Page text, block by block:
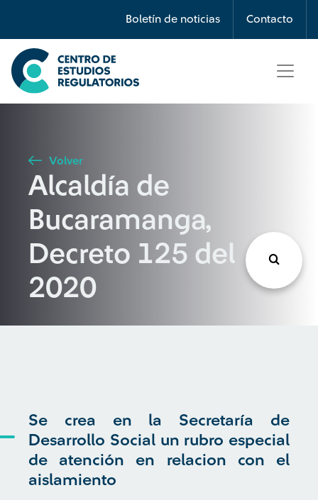
Boletín de noticias Contacto
Búsqueda
Seleccione país
Buscar
Volver
Alcaldía de
Bucaramanga,
Decreto 125 del
2020
Se crea en la Secretaría de
Desarrollo Social un rubro especial
de atención en relacion con el
aislamiento